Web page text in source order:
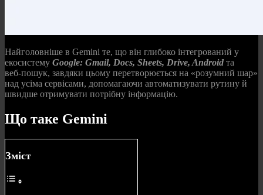
Найголовніше в Gemini те, що він глибоко інтегрований у
екосистему Google: Gmail, Docs, Sheets, Drive, Android та
веб‑пошук, завдяки цьому перетворюється на «розумний шар»
над усіма сервісами, допомагаючи автоматизувати рутину й
швидше отримувати потрібну інформацію.
Що таке Gemini
Зміст